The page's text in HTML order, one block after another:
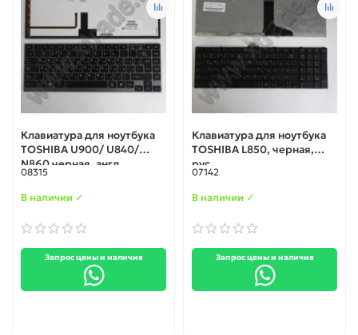
Клавиатура для ноутбука
TOSHIBA U900/ U840/
N860 черная, англ.
08315
В наличии ✓
Запрос цены и наличия
Клавиатура для ноутбука
TOSHIBA L850, черная,
рус.
07142
В наличии ✓
Запрос цены и наличия